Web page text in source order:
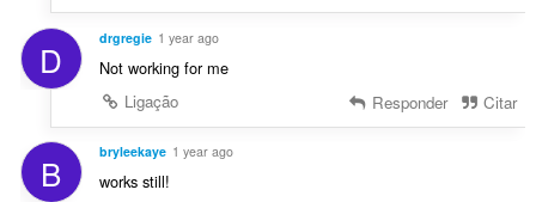
:
D drgregie 1 year ago
Not working for me
Ligação
Responder Citar
B bryleekaye 1 year ago
works still!